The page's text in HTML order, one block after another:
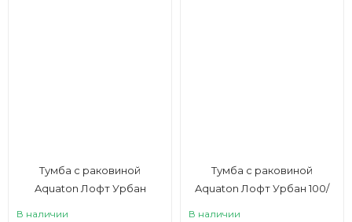
Тумба с раковиной
Aquaton Лофт Урбан
В наличии
Тумба с раковиной
Aquaton Лофт Урбан 100/
В наличии